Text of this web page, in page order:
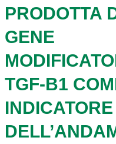
PRODOTTA
GENE
TGF-Β1
INDICATORE